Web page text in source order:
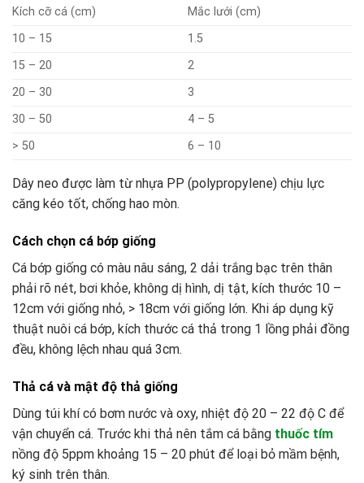
Kích cỡ cá (cm)
Mắc lưới (cm)
10 – 15
1.5
15 – 20
2
20 – 30
3
30 – 50
4 – 5
> 50
6 – 10
Dây neo được làm từ nhựa PP (polypropylene) chịu lực
căng kéo tốt, chống hao mòn.
Cách chọn cá bớp giống
Cá bớp giống có màu nâu sáng, 2 dải trắng bạc trên thân
phải rõ nét, bơi khỏe, không dị hình, dị tật, kích thước 10 –
12cm với giống nhỏ, > 18cm với giống lớn. Khi áp dụng kỹ
thuật nuôi cá bớp, kích thước cá thả trong 1 lồng phải đồng
đều, không lệch nhau quá 3cm.
Thả cá và mật độ thả giống
Dùng túi khí có bơm nước và oxy, nhiệt độ 20 – 22 độ C để
vận chuyển cá. Trước khi thả nên tắm cá bằng thuốc tím
nồng độ 5ppm khoảng 15 – 20 phút để loại bỏ mầm bệnh,
ký sinh trên thân.